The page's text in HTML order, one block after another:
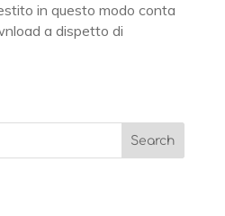
in questo modo conta
a dispetto di